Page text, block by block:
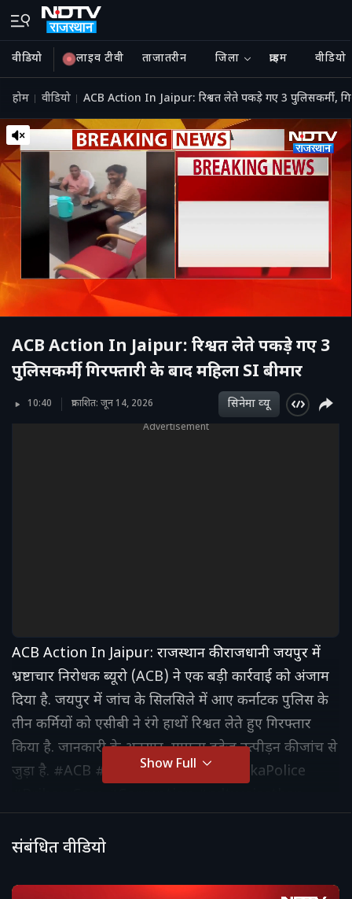
वीडियो लाइव टीवी ताजातरीन जिला क्राइम वीडियो
होम वीडियो ACB Action In Jaipur: रिश्वत लेते पकड़े गए 3 पुलिसकर्मी,
ACB Action In Jaipur: रिश्वत लेते पकड़े गए 3
पुलिसकर्मी, गिरफ्तारी के बाद महिला SI बीमार
10:40 प्रकाशित: जून 14, 2026 सिनेमा व्‍यू
Advertisement
ACB Action In Jaipur: राजस्थान की राजधानी जयपुर में
भ्रष्टाचार निरोधक ब्यूरो (ACB) ने एक बड़ी कार्रवाई को अंजाम
दिया है. जयपुर में जांच के सिलसिले में आए कर्नाटक पुलिस के
तीन कर्मियों को एसीबी ने रंगे हाथों रिश्वत लेते हुए गिरफ्तार
किया है. जानकारी के अनुसार, मामला दहेज उत्पीड़न की जांच से
जुड़ा है. #ACB #JaipurNews #KarnatakaPolice
#rajasthan #rajasthannews #latestnews
#hindinews #bjp #congress #crimenews
Show Full
संबंधित वीडियो